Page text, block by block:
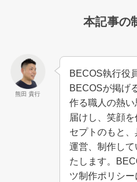
本記事の
熊田 貴行
BECOS執行役
BECOSが掲げ
作る職人の熱
届けし、笑顔
セプトのもと
運営、制作し
たします。
ツ制作ポリシ